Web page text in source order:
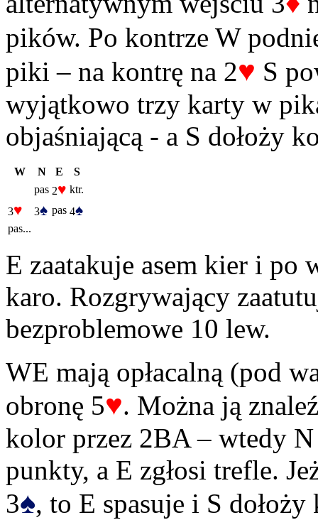
pików. Po kontrze W
piki – na kontrę na 2♥ S
wyjątkowo trzy karty w
objaśniającą - a S dołoży
W N E
S
pas 2♥ ktr.
3♥ 3♠ pas 4♠
pas...
E zaatakuje asem kier i po
karo. Rozgrywający
bezproblemowe 10 lew.
WE mają opłacalną (pod
obronę 5♥. Można ją
kolor przez 2BA – wtedy
punkty, a E zgłosi trefle.
3♠, to E spasuje i S